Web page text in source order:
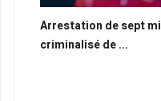
Arrestation de sept
criminalisé de ...